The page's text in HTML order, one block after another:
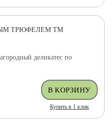
ТРЮФЕЛЕМ ТМ
деликатес по
Купить в 1 клик